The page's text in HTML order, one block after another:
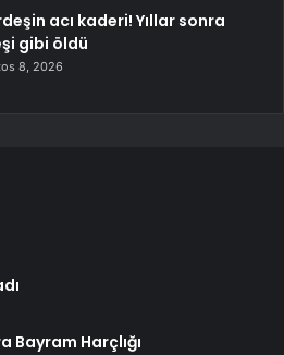
acı kaderi! Yıllar sonra
gibi öldü
8, 2026
Bayram Harçlığı